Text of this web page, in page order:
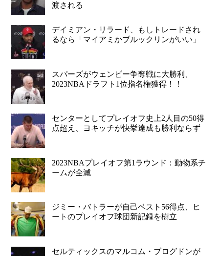
渡される
デイミアン・リラード、もしトレードされ
るなら「マイアミかブルックリンがいい」
スパーズがウェンビー争奪戦に大勝利、
2023NBAドラフト1位指名権獲得！！
センターとしてプレイオフ史上2人目の50得
点超え、ヨキッチが快挙達成も勝利ならず
2023NBAプレイオフ第1ラウンド：動物系チ
ームが全滅
ジミー・バトラーが自己ベスト56得点、ヒ
ートのプレイオフ球団新記録を樹立
セルティックスのマルコム・ブログドンが